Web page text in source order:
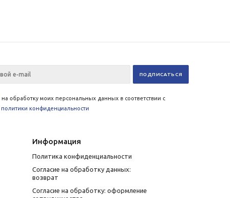
на обработку моих персональных данных в соответствии с
политики конфиденциальности
Информация
Политика конфиденциальности
Согласие на обработку данных:
возврат
Согласие на обработку: оформление